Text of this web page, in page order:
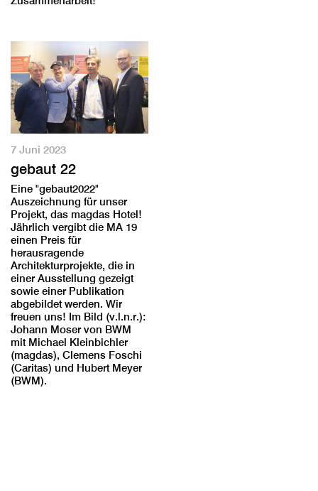
7 Juni 2023
gebaut 22
Eine "gebaut2022"
Auszeichnung für unser
Projekt, das magdas Hotel!
Jährlich vergibt die MA 19
einen Preis für
herausragende
Architekturprojekte, die in
einer Ausstellung gezeigt
sowie einer Publikation
abgebildet werden. Wir
freuen uns! Im Bild (v.l.n.r.):
Johann Moser von BWM
mit Michael Kleinbichler
(magdas), Clemens Foschi
(Caritas) und Hubert Meyer
(BWM).